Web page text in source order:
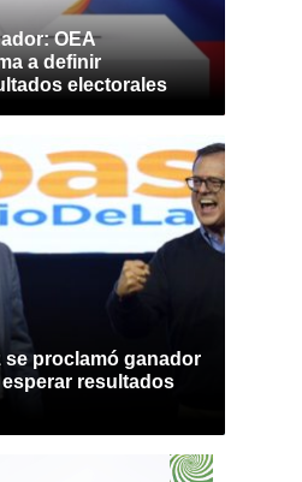
OEA
a definir
electorales
se proclamó ganador
resultados